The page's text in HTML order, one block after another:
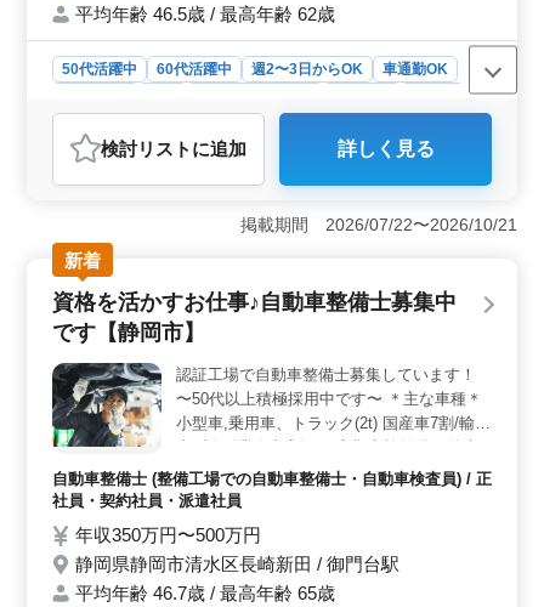
平均年齢 46.5歳 / 最高年齢 62歳
50代活躍中 60代活躍中 週2〜3日からOK
車通勤OK
アルバイト・パート
おすすめポイント
＜働きやすい環境＞ この訪問看護ステーションでは、
完全週休2日制や年間休日115日といった充実した休暇制
度が整っています。残業も少なめで、仕事とプライベー
トの両立がしやすい環境です。また、静岡市中心の訪問
エリアでの勤務ということもあり、通勤時間の負担も軽
減されます。車通勤も可能で、駐車場も無料完備されて
いますので、通勤手段に困ることはありません。 ＜
ご自宅での診療や看護を行うことから、医療の現場と直
接向き合いながら、患者様やそのご家族との信頼関係を
築いていくことができます。バイタルチェックや医療機
器の管理・指導、褥瘡の予防など、患者様の生活を支え
る重要な役割を果たすことが可能です。 ＜シニア世
代大歓迎＞ この訪問看護ステーションでは、50代や60
代のベテラン看護師の方々が活躍されています。経験豊
富な方々のご応募を特にお待ちしております。自身の経
験や知識を活かして、地域の方々の健康と幸せに貢献で
きる貴重な機会です。
検討リスト に追加 詳しく見る
掲載期間 2026/07/22〜2026/10/21
新着
資格を活かすお仕事♪自動車整備士募集中
です【静岡市】
認証工場で自動車整備士募集しています！
〜50代以上積極採用中です〜 ＊主な車種＊
小型車,乗用車、トラック(2t) 国産車7割/輸入
車3割 《業務内容》 ・定期点検整備、納車
整備、車検対応 ・部品の交換・取り付け・
補修 ・トラブルシューティング時の整備業
ビ・ETCの設置 ・オーディオ・ナビ等の取
付け など 《備考》 ・社会保険完備 ・交通
費支給 ・車通勤可能 ・無料駐車場あり まず
自動車整備士 (整備工場での自動車整備士・自動車検査員) / 正
社員・契約社員・派遣社員
年収350万円〜500万円
静岡県静岡市清水区長崎新田 / 御門台駅
平均年齢 46.7歳 / 最高年齢 65歳